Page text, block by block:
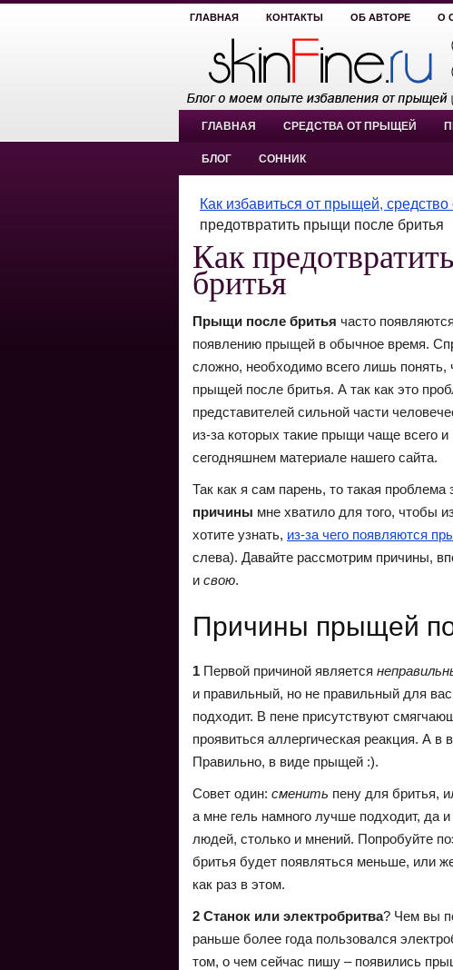
ГЛАВНАЯ КОНТАКТЫ ОБ АВТОРЕ О
ГЛАВНАЯ СРЕДСТВА ОТ ПРЫЩЕЙ
БЛОГ СОННИК
Как избавиться от прыщей,
предотвратить прыщи после бритья
Как
бритья
Прыщи после бритья часто
появлению прыщей в обычное время.
сложно, необходимо всего лишь
прыщей после бритья. А так как это
представителей сильной части
из-за которых такие прыщи чаще всего
сегодняшнем материале нашего сайта.
Так как я сам парень, то такая
причины мне хватило для того, чтобы
хотите узнать, из-за чего появляются
слева). Давайте рассмотрим причины,
и свою.
Причины прыщей
1 Первой причиной является
и правильный, но не правильный для
подходит. В пене присутствуют
проявиться аллергическая реакция. А в
Правильно, в виде прыщей :).
Совет один: сменить пену для бритья,
а мне гель намного лучше подходит, да
людей, столько и мнений. Попробуйте
бритья будет появляться меньше, или
как раз в этом.
2 Станок или электробритва? Чем вы
раньше более года пользовался
том, о чем сейчас пишу – появились